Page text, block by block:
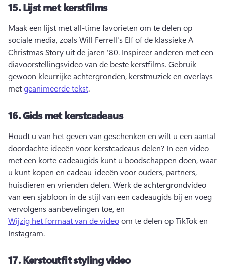
15.Lijst met kerstfilms
Maak een lijst met all-time favorieten om te delen op
sociale media, zoals Will Ferrell's Elf of de klassieke A
Christmas Story uit de jaren '80. Inspireer anderen met een
diavoorstellingsvideo van de beste kerstfilms. Gebruik
gewoon kleurrijke achtergronden, kerstmuziek en overlays
met geanimeerde tekst.
16.Gids met kerstcadeaus
Houdt u van het geven van geschenken en wilt u een aantal
doordachte ideeën voor kerstcadeaus delen? In een video
met een korte cadeaugids kunt u boodschappen doen, waar
u kunt kopen en cadeau-ideeën voor ouders, partners,
huisdieren en vrienden delen. Werk de achtergrondvideo
van een sjabloon in de stijl van een cadeaugids bij en voeg
vervolgens aanbevelingen toe, en
Wijzig het formaat van de video om te delen op TikTok en
Instagram.
17.Kerstoutfit styling video